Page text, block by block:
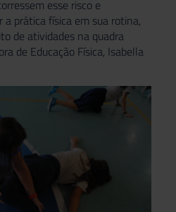
esse risco e
a prática física em sua rotina,
de atividades na quadra
de Educação Física, Isabella